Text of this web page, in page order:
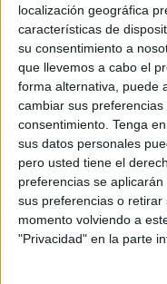
localización geográfica
características de
su consentimiento a
que llevemos a cabo el
forma alternativa, puede
cambiar sus
consentimiento. Tenga
sus datos personales
pero usted tiene el
preferencias se
sus preferencias o
momento volviendo a
"Privacidad" en la parte
"Hemos creado esta
deportista ceutí que
bandera
no solo un
uno de los deportistas